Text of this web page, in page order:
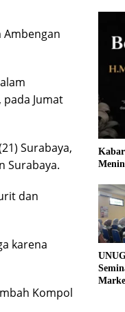
Ambengan
Jumat
Surabaya,
Surabaya.
dan
karena
Kompol